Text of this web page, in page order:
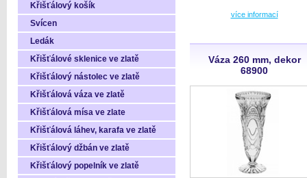
Křišťálový košík
Svícen
Ledák
Křišťálové sklenice ve zlatě
Křišťálový nástolec ve zlatě
Křišťálová váza ve zlatě
Křišťálová mísa ve zlate
Křišťálová láhev, karafa ve zlatě
Křišťálový džbán ve zlatě
Křišťálový popelník ve zlatě
více informací
Váza 260 mm, dekor
68900